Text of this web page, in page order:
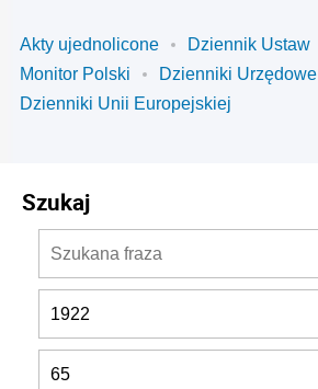
Akty ujednolicone
Dziennik Ustaw
Monitor Polski
Dzienniki Urzędowe
Dzienniki Unii Europejskiej
Szukaj